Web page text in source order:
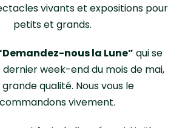
vivants et expositions pour
petits et grands.
nous la Lune” qui se
week-end du mois de mai,
qualité. Nous vous le
vivement.